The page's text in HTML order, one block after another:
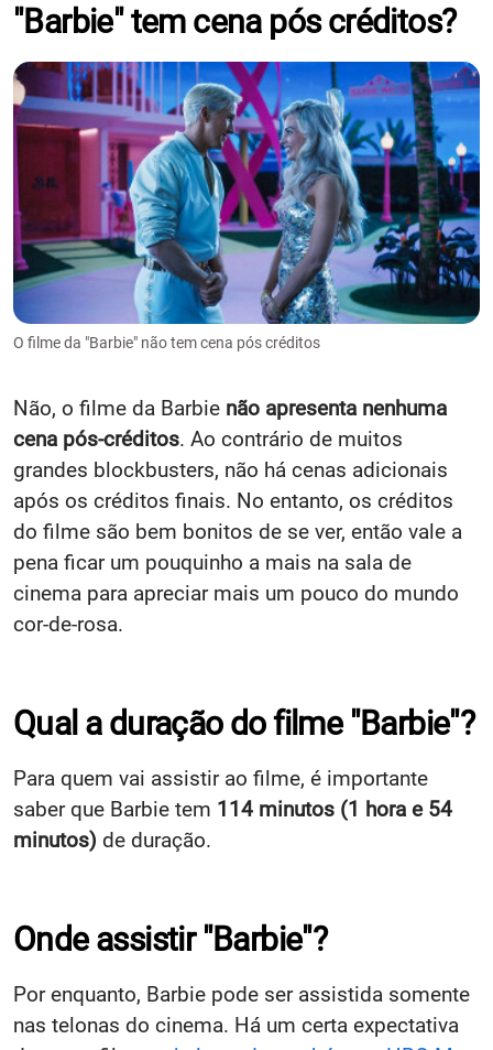
"Barbie" tem cena pós créditos?
O filme da "Barbie" não tem cena pós créditos
Não, o filme da Barbie não apresenta nenhuma
cena pós-créditos. Ao contrário de muitos
grandes blockbusters, não há cenas adicionais
após os créditos finais. No entanto, os créditos
do filme são bem bonitos de se ver, então vale a
pena ficar um pouquinho a mais na sala de
cinema para apreciar mais um pouco do mundo
cor-de-rosa.
Qual a duração do filme "Barbie"?
Para quem vai assistir ao filme, é importante
saber que Barbie tem 114 minutos (1 hora e 54
minutos) de duração.
Onde assistir "Barbie"?
Por enquanto, Barbie pode ser assistida somente
nas telonas do cinema. Há um certa expectativa